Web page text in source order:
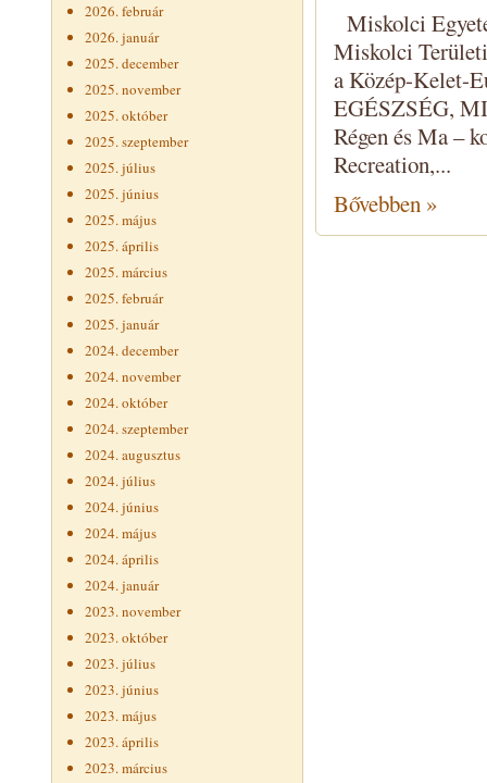
2026. február
2026. január
2025. december
2025. november
2025. október
2025. szeptember
2025. július
2025. június
2025. május
2025. április
2025. március
2025. február
2025. január
2024. december
2024. november
2024. október
2024. szeptember
2024. augusztus
2024. július
2024. június
2024. május
2024. április
2024. január
2023. november
2023. október
2023. július
2023. június
2023. május
2023. április
2023. március
Miskolci
Miskolci
a Közép-Kelet-
EGÉSZSÉG,
Régen és Ma –
Recreation,...
Bővebben »